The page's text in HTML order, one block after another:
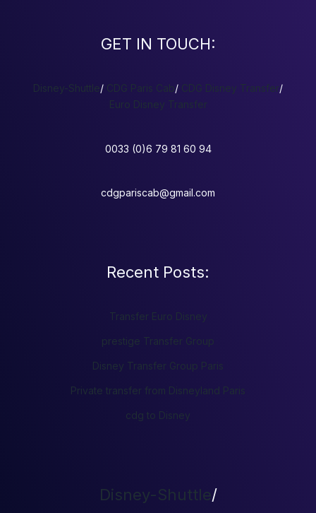
GET IN TOUCH:
Disney-Shuttle/ CDG Paris Cab/ CDG Disney Transfer/
Euro Disney Transfer
0033 (0)6 79 81 60 94
cdgpariscab@gmail.com
Recent Posts:
Transfer Euro Disney
prestige Transfer Group
Disney Transfer Group Paris
Private transfer from Disneyland Paris
cdg to Disney
Disney-Shuttle/